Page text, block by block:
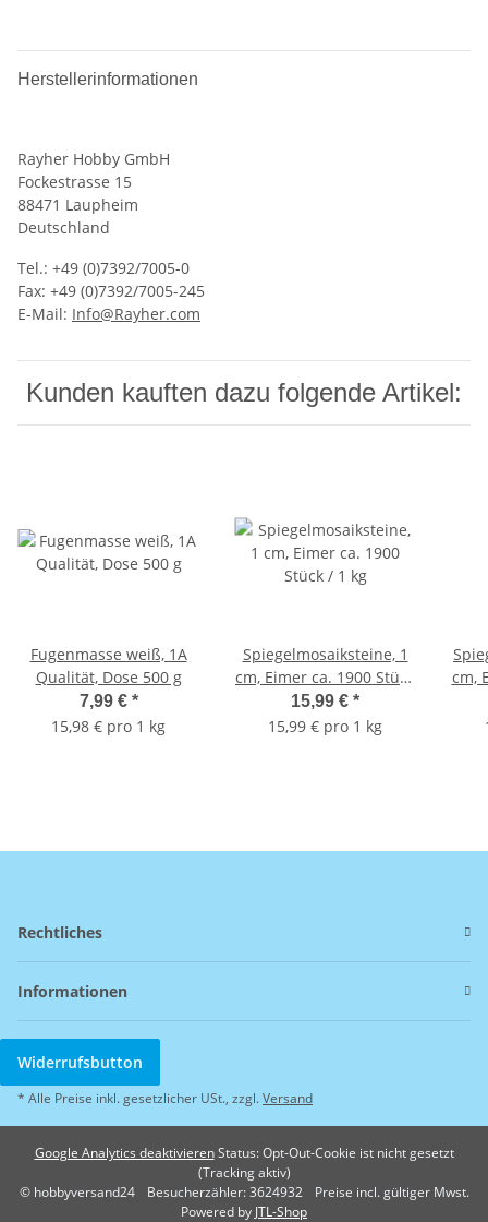
Herstellerinformationen
Rayher Hobby GmbH
Fockestrasse 15
88471 Laupheim
Deutschland
Tel.: +49 (0)7392/7005-0
Fax: +49 (0)7392/7005-245
E-Mail: Info@Rayher.com
Kunden kauften dazu folgende Artikel:
Fugenmasse weiß, 1A
Qualität, Dose 500 g
7,99 € *
15,98 € pro 1 kg
Spiegelmosaiksteine, 1
cm, Eimer ca. 1900 Stück
/ 1 kg
15,99 € *
15,99 € pro 1 kg
cm,
Rechtliches
Informationen
Widerrufsbutton
* Alle Preise inkl. gesetzlicher USt., zzgl.Versand
Google Analytics deaktivieren Status: Opt-Out-Cookie ist nicht gesetzt
(Tracking aktiv)
© hobbyversand24
Besucherzähler: 3624932
Preise incl. gültiger Mwst.
Powered by JTL-Shop